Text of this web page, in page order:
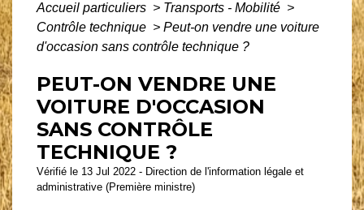
Accueil particuliers > Transports - Mobilité >
Contrôle technique > Peut-on vendre une voiture
d'occasion sans contrôle technique ?
PEUT-ON VENDRE UNE
VOITURE D'OCCASION
SANS CONTRÔLE
TECHNIQUE ?
Vérifié le 13 Jul 2022 - Direction de l'information légale et
administrative (Première ministre)